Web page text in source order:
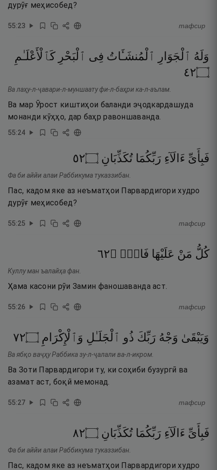
дурӯғ меҳисобед?
55:23 тафсир
وَلَهُ ٱلْجَوَارِ ٱلْمُنشَـَٔاتُ فِى ٱلْبَحْرِ كَٱلْأَعْلَـٰمِ
۝٢٤
Ва лаҳу-л-ҷавари-л-муншаату фи-л-баҳри ка-л-аълам.
Ва мар Ӯрост киштиҳои баланди эҷодкардашуда
монанди кӯҳҳо, дар баҳр равоншаванда.
55:24
فَبِأَىِّ ءَالَآءِ رَبِّكُمَا تُكَذِّبَانِ ۝٢٥
Фа би аййи алаи Раббикума туказзибан.
Пас, кадом яке аз неъматҳои Парвардигори худро
дурӯғ меҳисобед?
55:25 тафсир
كُلُّ مَنْ عَلَيْهَا فَانٍۢ ۝٢٦
Куллу ман ъалайҳа фан.
Ҳама касони рӯи Замин фаношаванда аст.
55:26 тафсир
وَيَبْقَىٰ وَجْهُ رَبِّكَ ذُو ٱلْجَلَـٰلِ وَٱلْإِكْرَامِ ۝٢٧
Ва ябқо ваҷҳу Раббика зу-л-ҷалали ва-л-икром.
Ва Зоти Парвардигори ту, ки соҳиби бузургӣ ва
азамат аст, боқӣ мемонад.
55:27 тафсир
فَبِأَىِّ ءَالَآءِ رَبِّكُمَا تُكَذِّبَانِ ۝٢٨
Фа би аййи алаи Раббикума туказзибан.
Пас, кадом яке аз неъматҳои Парвардигори худро